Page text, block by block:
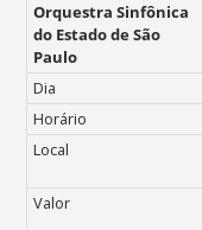
Orquestra Sinfônica
do Estado de São
Paulo
Dia
Horário
Local
Valor